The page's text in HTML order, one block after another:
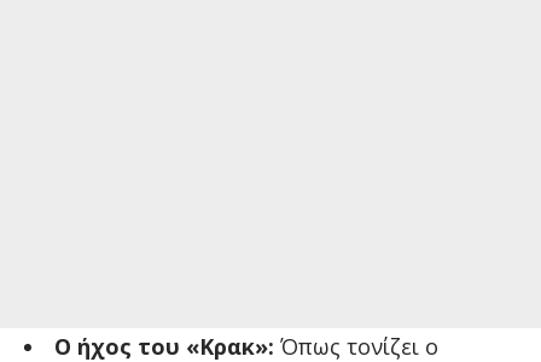
Ο ήχος του «Κρακ»: Όπως τονίζει ο